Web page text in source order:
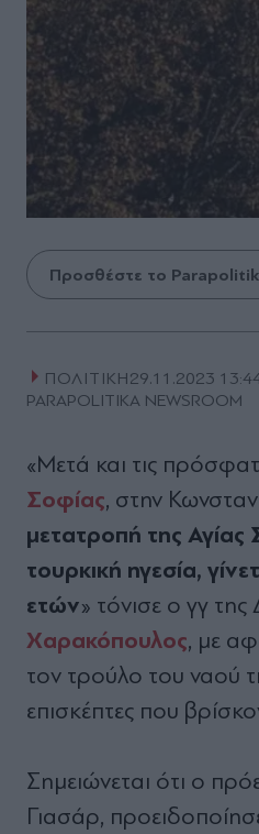
Προσθέστε το
ΠΟΛΙΤΙΚΗ29.11.2023
PARAPOLITIKA NEWSROOM
«Μετά και τις
Σοφίας, στην
μετατροπή της Αγίας
τουρκική ηγεσία,
ετών» τόνισε ο γγ
Χαρακόπουλος, με
τον τρούλο του ναού
επισκέπτες που
Σημειώνεται ότι ο
Γιασάρ,